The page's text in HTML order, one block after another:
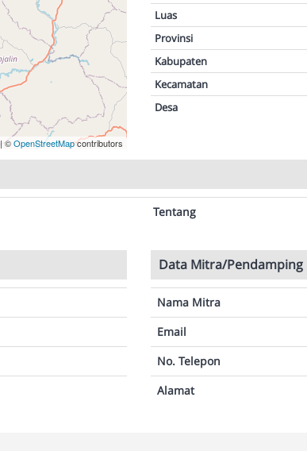
| ©OpenStreetMapcontributors
Luas
Provinsi
Kabupaten
Kecamatan
Desa
Tentang
Data Mitra/Pendamping
Nama Mitra
Email
No. Telepon
Alamat